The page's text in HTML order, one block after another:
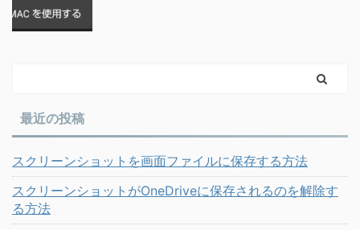
最近の投稿
スクリーンショットを画面ファイルに保存する方法
スクリーンショットがOneDriveに保存されるのを解除す
る方法